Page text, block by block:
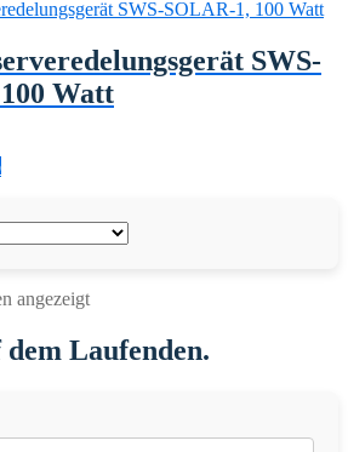
SWS-
Watt
angezeigt
Laufenden.